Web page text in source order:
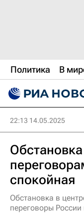
Политика В
22:13 14.05.2025
спокойная
Обстановка в
переговоры